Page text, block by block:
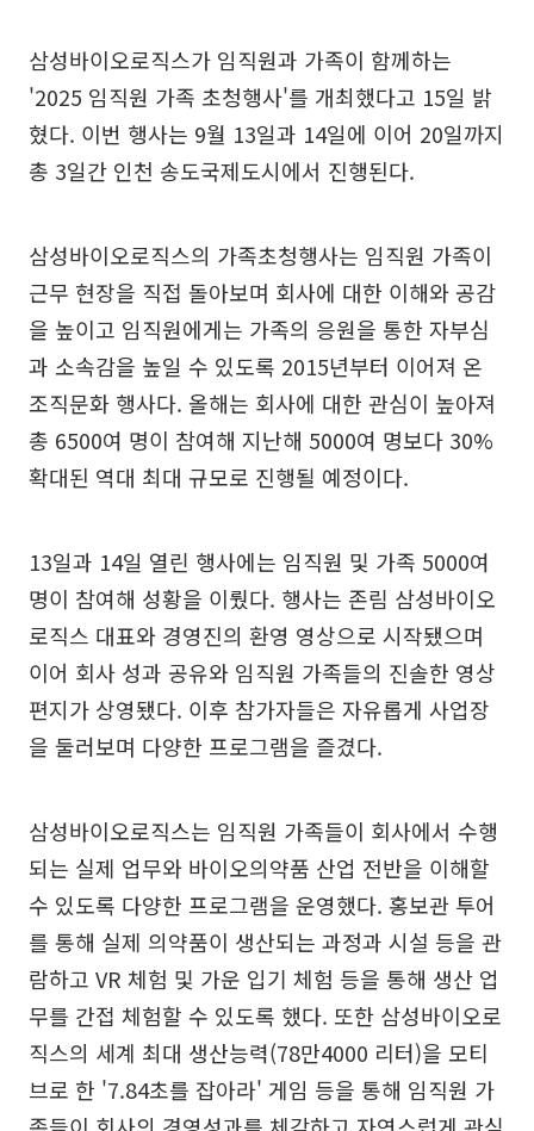
삼성바이오로직스가 임직원과 가족이 함께하는
'2025 임직원 가족 초청행사'를 개최했다고 15일 밝
혔다. 이번 행사는 9월 13일과 14일에 이어 20일까지
총 3일간 인천 송도국제도시에서 진행된다.
삼성바이오로직스의 가족초청행사는 임직원 가족이
근무 현장을 직접 돌아보며 회사에 대한 이해와 공감
을 높이고 임직원에게는 가족의 응원을 통한 자부심
과 소속감을 높일 수 있도록 2015년부터 이어져 온
조직문화 행사다. 올해는 회사에 대한 관심이 높아져
총 6500여 명이 참여해 지난해 5000여 명보다 30%
확대된 역대 최대 규모로 진행될 예정이다.
13일과 14일 열린 행사에는 임직원 및 가족 5000여
명이 참여해 성황을 이뤘다. 행사는 존림 삼성바이오
로직스 대표와 경영진의 환영 영상으로 시작됐으며
이어 회사 성과 공유와 임직원 가족들의 진솔한 영상
편지가 상영됐다. 이후 참가자들은 자유롭게 사업장
을 둘러보며 다양한 프로그램을 즐겼다.
삼성바이오로직스는 임직원 가족들이 회사에서 수행
되는 실제 업무와 바이오의약품 산업 전반을 이해할
수 있도록 다양한 프로그램을 운영했다. 홍보관 투어
를 통해 실제 의약품이 생산되는 과정과 시설 등을 관
람하고 VR 체험 및 가운 입기 체험 등을 통해 생산 업
무를 간접 체험할 수 있도록 했다. 또한 삼성바이오로
직스의 세계 최대 생산능력(78만4000 리터)을 모티
브로 한 '7.84초를 잡아라' 게임 등을 통해 임직원 가